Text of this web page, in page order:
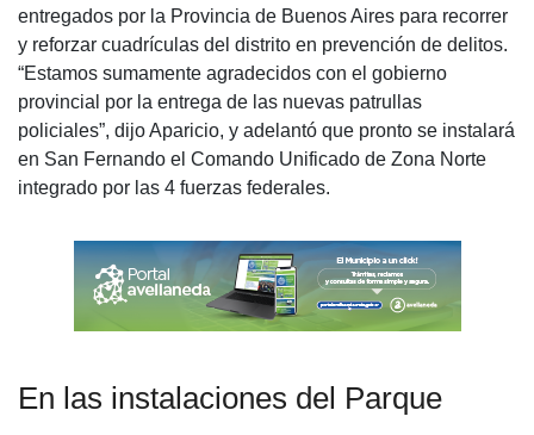
entregados por la Provincia de Buenos Aires para recorrer
y reforzar cuadrículas del distrito en prevención de delitos.
“Estamos sumamente agradecidos con el gobierno
provincial por la entrega de las nuevas patrullas
policiales”, dijo Aparicio, y adelantó que pronto se instalará
en San Fernando el Comando Unificado de Zona Norte
integrado por las 4 fuerzas federales.
En las instalaciones del Parque